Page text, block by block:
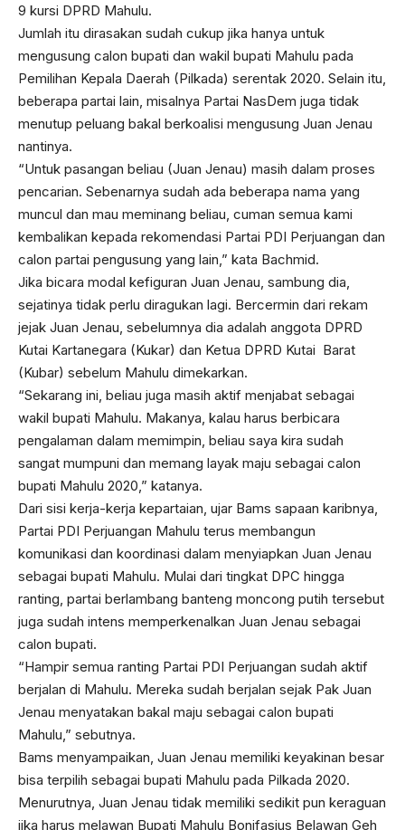
9 kursi DPRD Mahulu.
Jumlah itu dirasakan sudah cukup jika hanya untuk
mengusung calon bupati dan wakil bupati Mahulu pada
Pemilihan Kepala Daerah (Pilkada) serentak 2020. Selain itu,
beberapa partai lain, misalnya Partai NasDem juga tidak
menutup peluang bakal berkoalisi mengusung Juan Jenau
nantinya.
“Untuk pasangan beliau (Juan Jenau) masih dalam proses
pencarian. Sebenarnya sudah ada beberapa nama yang
muncul dan mau meminang beliau, cuman semua kami
kembalikan kepada rekomendasi Partai PDI Perjuangan dan
calon partai pengusung yang lain,” kata Bachmid.
Jika bicara modal kefiguran Juan Jenau, sambung dia,
sejatinya tidak perlu diragukan lagi. Bercermin dari rekam
jejak Juan Jenau, sebelumnya dia adalah anggota DPRD
Kutai Kartanegara (Kukar) dan Ketua DPRD Kutai Barat
(Kubar) sebelum Mahulu dimekarkan.
“Sekarang ini, beliau juga masih aktif menjabat sebagai
wakil bupati Mahulu. Makanya, kalau harus berbicara
pengalaman dalam memimpin, beliau saya kira sudah
sangat mumpuni dan memang layak maju sebagai calon
bupati Mahulu 2020,” katanya.
Dari sisi kerja-kerja kepartaian, ujar Bams sapaan karibnya,
Partai PDI Perjuangan Mahulu terus membangun
komunikasi dan koordinasi dalam menyiapkan Juan Jenau
sebagai bupati Mahulu. Mulai dari tingkat DPC hingga
ranting, partai berlambang banteng moncong putih tersebut
juga sudah intens memperkenalkan Juan Jenau sebagai
calon bupati.
“Hampir semua ranting Partai PDI Perjuangan sudah aktif
berjalan di Mahulu. Mereka sudah berjalan sejak Pak Juan
Jenau menyatakan bakal maju sebagai calon bupati
Mahulu,” sebutnya.
Bams menyampaikan, Juan Jenau memiliki keyakinan besar
bisa terpilih sebagai bupati Mahulu pada Pilkada 2020.
Menurutnya, Juan Jenau tidak memiliki sedikit pun keraguan
jika harus melawan Bupati Mahulu Bonifasius Belawan Geh